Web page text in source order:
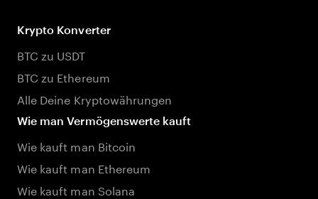
Krypto Konverter
BTC zu USDT
BTC zu Ethereum
Alle Deine Kryptowährungen
Wie man Vermögenswerte kauft
Wie kauft man Bitcoin
Wie kauft man Ethereum
Wie kauft man Solana